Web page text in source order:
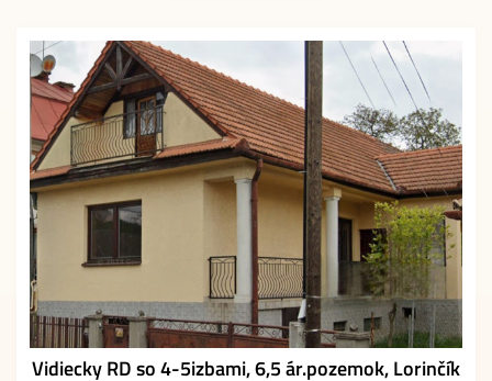
Vidiecky RD so 4-5izbami, 6,5 ár.pozemok, Lorinčík